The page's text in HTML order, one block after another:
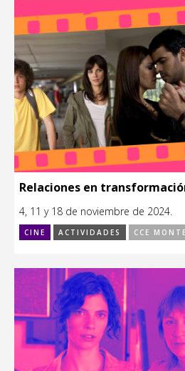
Relaciones en
4, 11 y 18 de noviembre de 2024.
CINE ACTIVIDADES CCE